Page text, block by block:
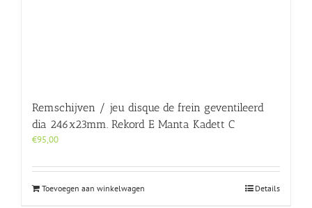
Remschijven / jeu disque de frein geventileerd
dia 246x23mm. Rekord E Manta Kadett C
€95,00
Toevoegen aan winkelwagen Details